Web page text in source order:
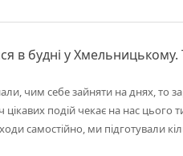
в будні у Хмельницькому.
чим себе зайняти на днях, то
цікавих подій чекає на нас
самостійно, ми підготували